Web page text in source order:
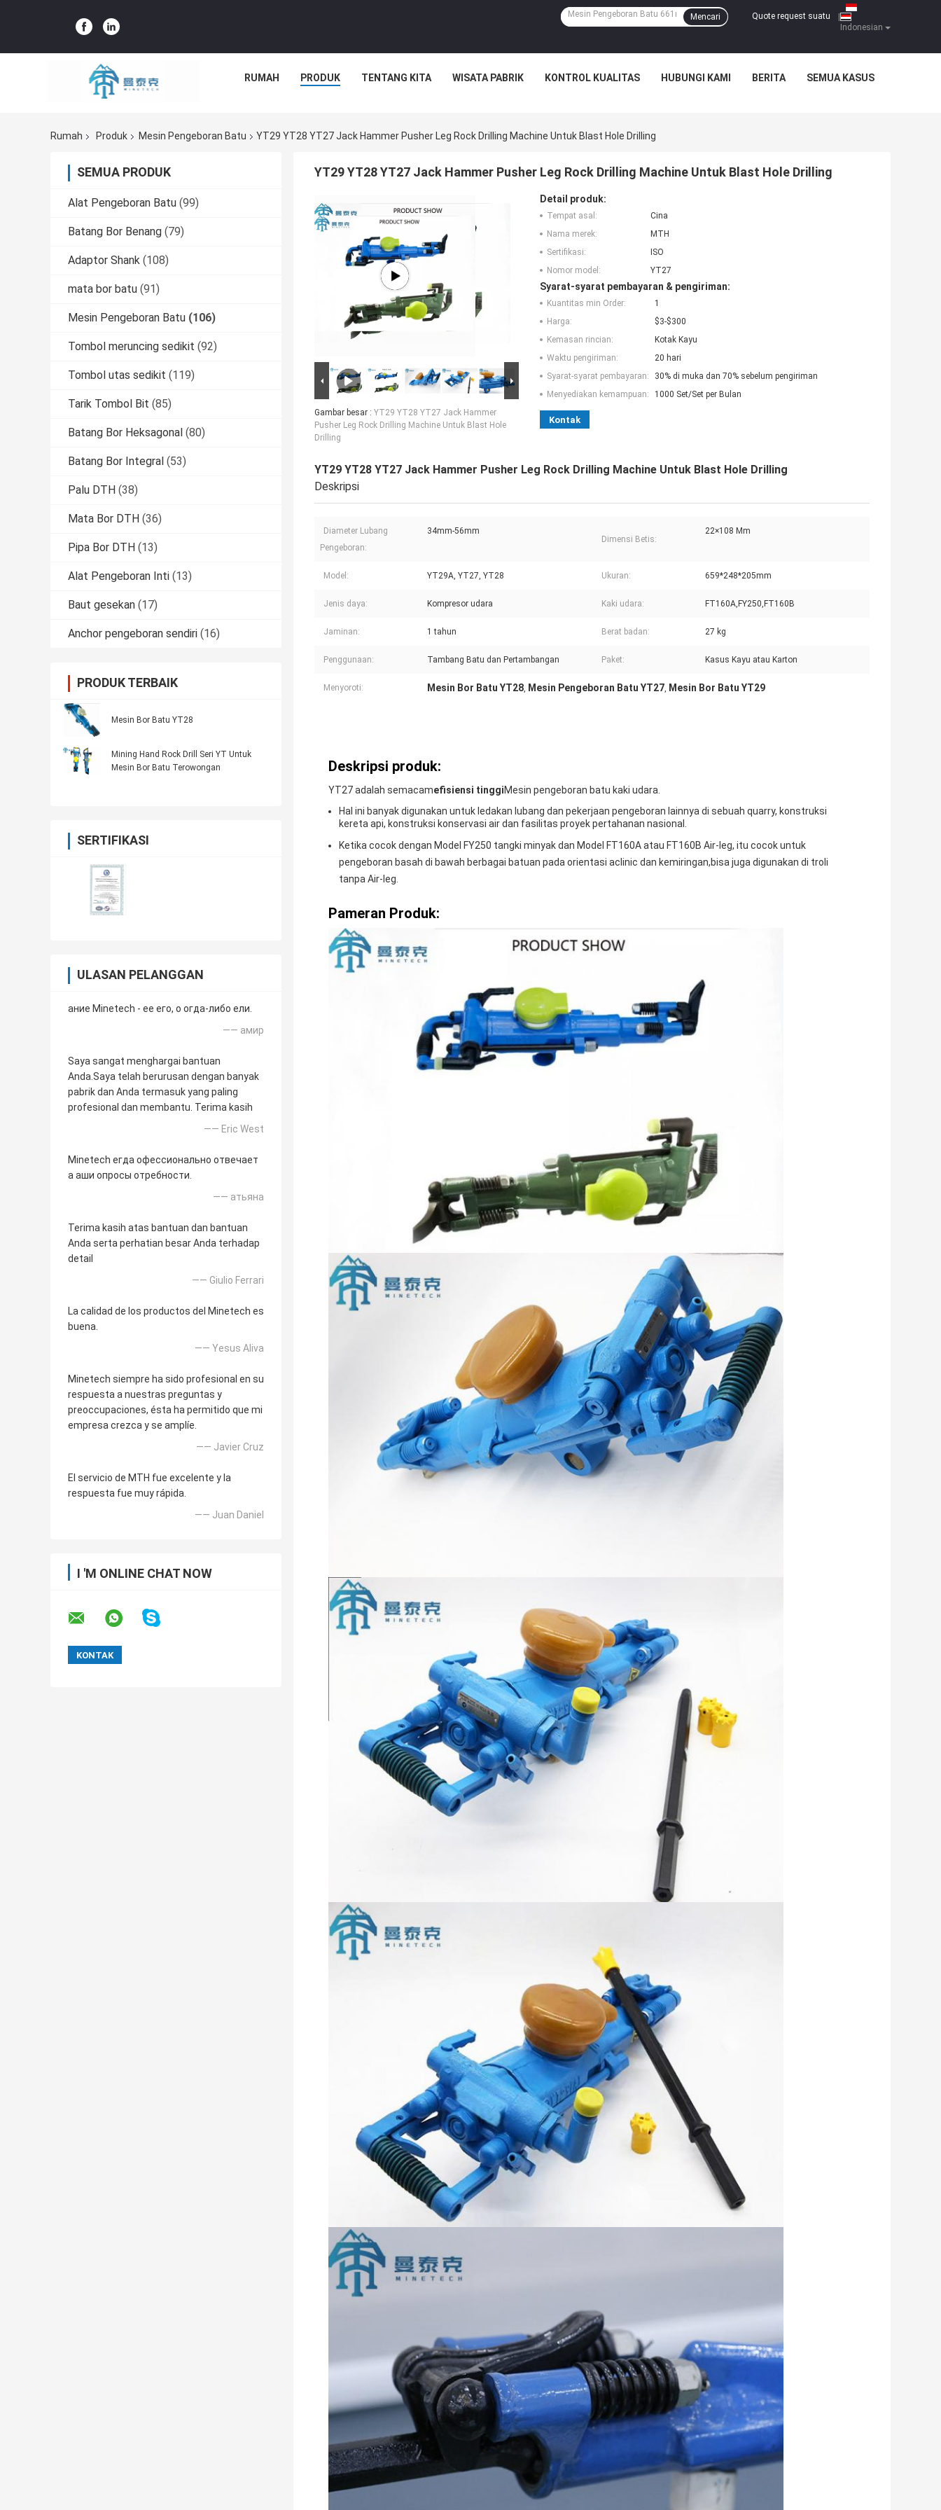
Indonesian
Quote request suatu
Mencari
RUMAH PRODUK TENTANG KITA WISATA PABRIK KONTROL KUALITAS HUBUNGI KAMI BERITA SEMUA KASUS
Rumah Produk Mesin Pengeboran Batu YT29 YT28 YT27 Jack Hammer Pusher Leg Rock Drilling Machine Untuk Blast Hole Drilling
SEMUA PRODUK
Alat Pengeboran Batu (99)
Batang Bor Benang (79)
Adaptor Shank (108)
mata bor batu (91)
Mesin Pengeboran Batu (106)
Tombol meruncing sedikit (92)
Tombol utas sedikit (119)
Tarik Tombol Bit (85)
Batang Bor Heksagonal (80)
Batang Bor Integral (53)
Palu DTH (38)
Mata Bor DTH (36)
Pipa Bor DTH (13)
Alat Pengeboran Inti (13)
Baut gesekan (17)
Anchor pengeboran sendiri (16)
PRODUK TERBAIK
Mesin Bor Batu YT28
Mining Hand Rock Drill Seri YT Untuk
Mesin Bor Batu Terowongan
SERTIFIKASI
ULASAN PELANGGAN
ание Minetech - ее его, о огда-либо ели.
—— амир
Saya sangat menghargai bantuan
Anda.Saya telah berurusan dengan banyak
pabrik dan Anda termasuk yang paling
profesional dan membantu. Terima kasih
—— Eric West
Minetech егда офессионально отвечает
а аши опросы отребности.
—— атьяна
Terima kasih atas bantuan dan bantuan
Anda serta perhatian besar Anda terhadap
detail
—— Giulio Ferrari
La calidad de los productos del Minetech es
buena.
—— Yesus Aliva
Minetech siempre ha sido profesional en su
respuesta a nuestras preguntas y
preoccupaciones, ésta ha permitido que mi
empresa crezca y se amplíe.
—— Javier Cruz
El servicio de MTH fue excelente y la
respuesta fue muy rápida.
—— Juan Daniel
I 'M ONLINE CHAT NOW
YT29 YT28 YT27 Jack Hammer Pusher Leg Rock Drilling Machine Untuk Blast Hole Drilling
Gambar besar : YT29 YT28 YT27 Jack Hammer
Pusher Leg Rock Drilling Machine Untuk Blast Hole
Drilling
Detail produk:
Tempat asal:
Cina
Nama merek:
MTH
Sertifikasi:
ISO
Nomor model:
YT27
Syarat-syarat pembayaran & pengiriman:
Kuantitas min Order:
1
Harga:
$3-$300
Kemasan rincian:
Kotak Kayu
Waktu pengiriman:
20 hari
Syarat-syarat pembayaran:
30% di muka dan 70% sebelum pengiriman
Menyediakan kemampuan:
1000 Set/Set per Bulan
Kontak
YT29 YT28 YT27 Jack Hammer Pusher Leg Rock Drilling Machine Untuk Blast Hole Drilling
Deskripsi
Diameter Lubang
Pengeboran:
34mm-56mm
Dimensi Betis:
22×108 Mm
Model: YT29A, YT27, YT28 Ukuran: 659*248*205mm
Jenis daya: Kompresor udara Kaki udara: FT160A,FY250,FT160B
Jaminan: 1 tahun Berat badan: 27 kg
Penggunaan: Tambang Batu dan Pertambangan Paket: Kasus Kayu atau Karton
Menyoroti: Mesin Bor Batu YT28, Mesin Pengeboran Batu YT27, Mesin Bor Batu YT29
Deskripsi produk:
YT27 adalah semacamefisiensi tinggiMesin pengeboran batu kaki udara.
Hal ini banyak digunakan untuk ledakan lubang dan pekerjaan pengeboran lainnya di sebuah quarry, konstruksi
kereta api, konstruksi konservasi air dan fasilitas proyek pertahanan nasional.
Ketika cocok dengan Model FY250 tangki minyak dan Model FT160A atau FT160B Air-leg, itu cocok untuk
pengeboran basah di bawah berbagai batuan pada orientasi aclinic dan kemiringan,bisa juga digunakan di troli
tanpa Air-leg.
Pameran Produk: